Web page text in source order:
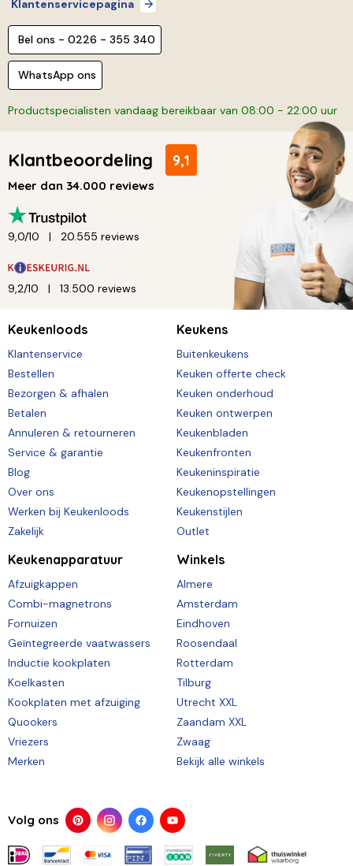
Klantenservicepagina
Bel ons - 0226 - 355 340
WhatsApp ons
Productspecialisten vandaag bereikbaar van 08:00 - 22:00 uur
Klantbeoordeling 9,1
Meer dan 34.000 reviews
9,0/10 20.555 reviews
9,2/10 13.500 reviews
Keukenloods
Klantenservice
Bestellen
Bezorgen & afhalen
Betalen
Annuleren & retourneren
Service & garantie
Blog
Over ons
Werken bij Keukenloods
Zakelijk
Keukens
Buitenkeukens
Keuken offerte check
Keuken onderhoud
Keuken ontwerpen
Keukenbladen
Keukenfronten
Keukeninspiratie
Keukenopstellingen
Keukenstijlen
Outlet
Keukenapparatuur
Afzuigkappen
Combi-magnetrons
Fornuizen
Geïntegreerde vaatwassers
Inductie kookplaten
Koelkasten
Kookplaten met afzuiging
Quookers
Vriezers
Merken
Winkels
Almere
Amsterdam
Eindhoven
Roosendaal
Rotterdam
Tilburg
Utrecht XXL
Zaandam XXL
Zwaag
Bekijk alle winkels
Volg ons